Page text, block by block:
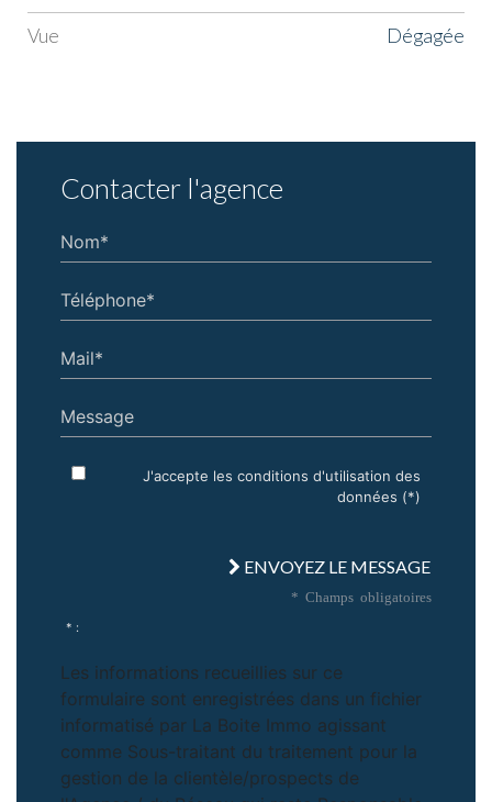
Vue
dégagée
Contacter l'agence
Nom*
Téléphone*
Mail*
Message
J'accepte les conditions d'utilisation des
données (*)
ENVOYEZ LE MESSAGE
* Champs obligatoires
* :
Les informations recueillies sur ce
formulaire sont enregistrées dans un fichier
informatisé par La Boite Immo agissant
comme Sous-traitant du traitement pour la
gestion de la clientèle/prospects de